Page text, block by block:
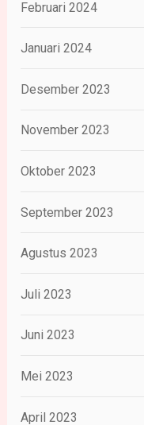
Februari 2024
Januari 2024
Desember 2023
November 2023
Oktober 2023
September 2023
Agustus 2023
Juli 2023
Juni 2023
Mei 2023
April 2023